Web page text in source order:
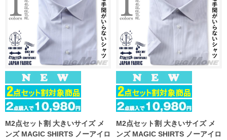
M2点セット割 大きいサイズ メ
ンズ MAGIC SHIRTS ノーアイロ
M2点セット割 大きいサイズ メ
ンズ MAGIC SHIRTS ノーアイロ